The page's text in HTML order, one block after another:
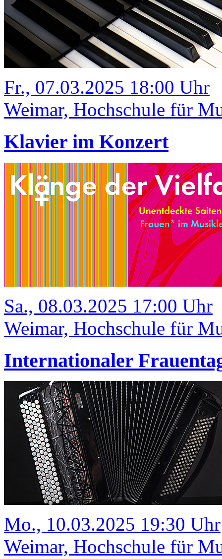
Fr., 07.03.2025 18:00 Uhr
Weimar, Hochschule für
Klavier im Konzert
Sa., 08.03.2025 17:00 Uhr
Weimar, Hochschule für
Internationaler
Mo., 10.03.2025 19:30 Uhr
Weimar, Hochschule für